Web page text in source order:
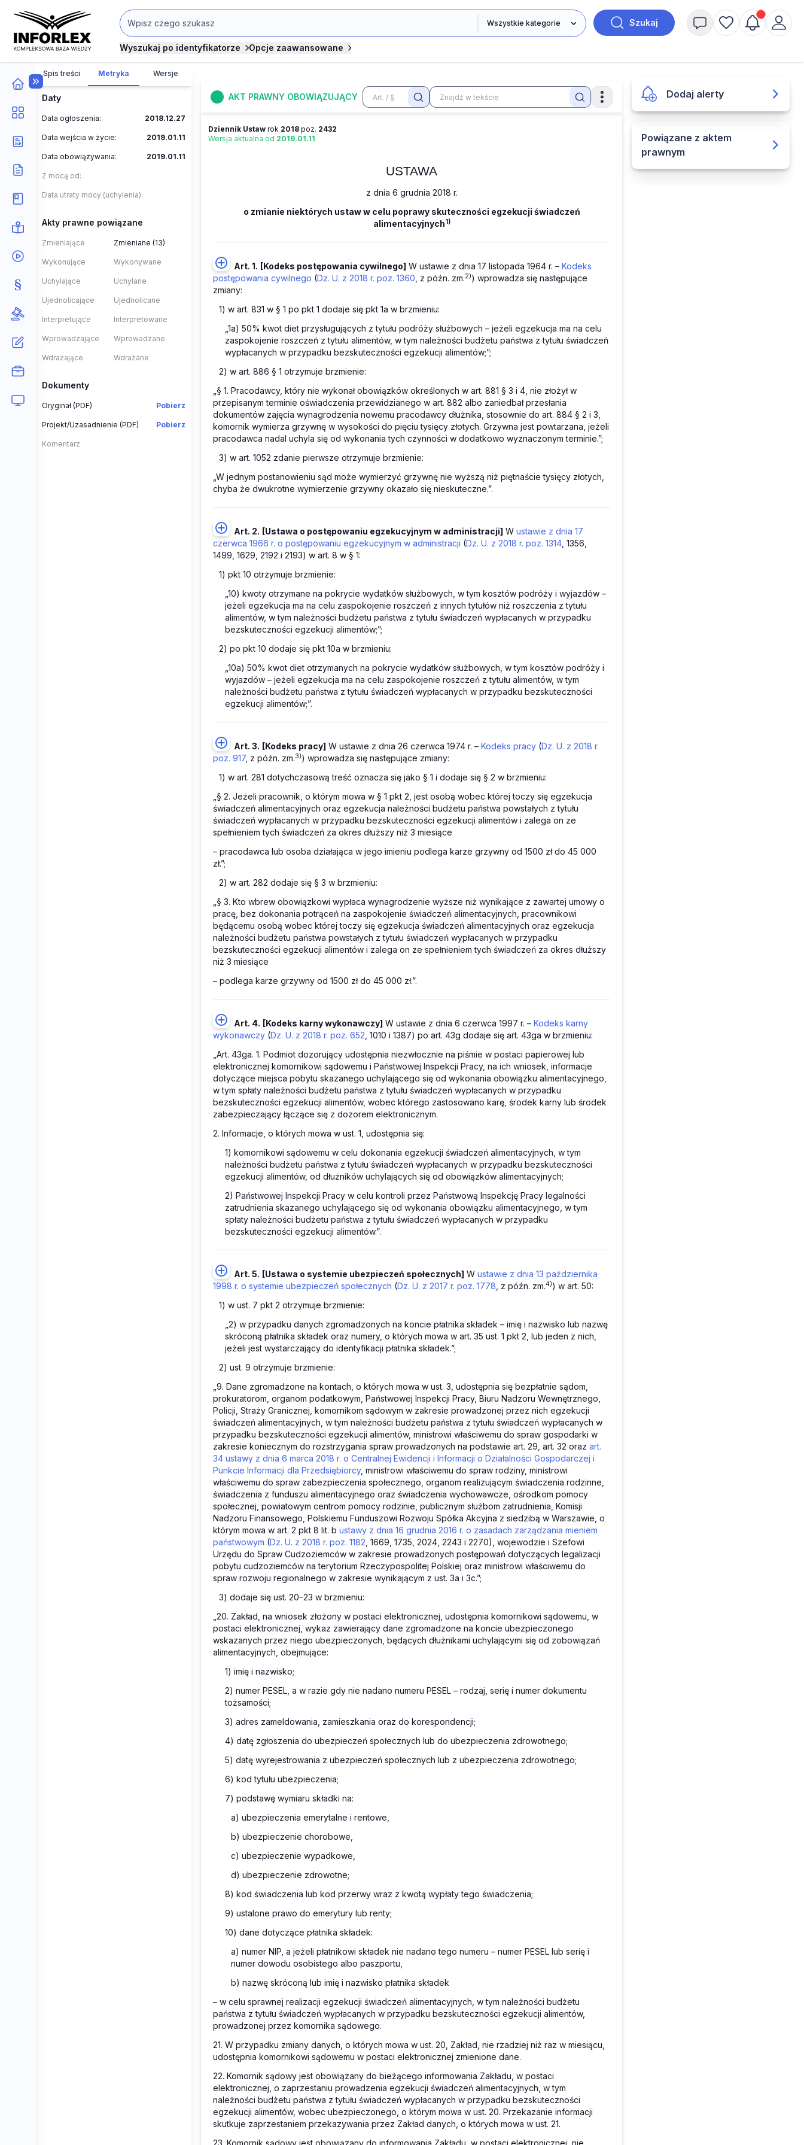
Szukaj
Wyszukaj po identyfikatorze Opcje zaawansowane
Spis treści Metryka Wersje
Daty
Data ogłoszenia: 2018.12.27
Data wejścia w życie: 2019.01.11
Data obowiązywania: 2019.01.11
Z mocą od:
Data utraty mocy (uchylenia):
Akty prawne powiązane
Zmieniające Zmieniane (13)
Wykonujące Wykonywane
Uchylające Uchylane
Ujednolicające Ujednolicane
Interpretujące Interpretowane
Wprowadzające Wprowadzane
Wdrażające Wdrażane
Dokumenty
Oryginał (PDF) Pobierz
Projekt/Uzasadnienie (PDF) Pobierz
Komentarz
AKT PRAWNY OBOWIĄZUJĄCY
Dziennik Ustaw rok 2018 poz. 2432
Wersja aktualna od 2019.01.11
USTAWA
z dnia 6 grudnia 2018 r.
o zmianie niektórych ustaw w celu poprawy skuteczności egzekucji świadczeń
alimentacyjnych1)
Art. 1. [Kodeks postępowania cywilnego] W ustawie z dnia 17 listopada 1964 r. – Kodeks
postępowania cywilnego (Dz. U. z 2018 r. poz. 1360 , z późn. zm.2)) wprowadza się następujące
zmiany:
1) w art. 831 w § 1 po pkt 1 dodaje się pkt 1a w brzmieniu:
„1a) 50% kwot diet przysługujących z tytułu podróży służbowych – jeżeli egzekucja ma na celu
zaspokojenie roszczeń z tytułu alimentów, w tym należności budżetu państwa z tytułu świadczeń
wypłacanych w przypadku bezskuteczności egzekucji alimentów;”;
2) w art. 886 § 1 otrzymuje brzmienie:
„§ 1. Pracodawcy, który nie wykonał obowiązków określonych w art. 881 § 3 i 4, nie złożył w
przepisanym terminie oświadczenia przewidzianego w art. 882 albo zaniedbał przesłania
dokumentów zajęcia wynagrodzenia nowemu pracodawcy dłużnika, stosownie do art. 884 § 2 i 3,
komornik wymierza grzywnę w wysokości do pięciu tysięcy złotych. Grzywna jest powtarzana, jeżeli
pracodawca nadal uchyla się od wykonania tych czynności w dodatkowo wyznaczonym terminie.”;
3) w art. 1052 zdanie pierwsze otrzymuje brzmienie:
„W jednym postanowieniu sąd może wymierzyć grzywnę nie wyższą niż piętnaście tysięcy złotych,
chyba że dwukrotne wymierzenie grzywny okazało się nieskuteczne.”.
Art. 2. [Ustawa o postępowaniu egzekucyjnym w administracji] W ustawie z dnia 17
czerwca 1966 r. o postępowaniu egzekucyjnym w administracji (Dz. U. z 2018 r. poz. 1314 , 1356,
1499, 1629, 2192 i 2193) w art. 8 w § 1:
1) pkt 10 otrzymuje brzmienie:
„10) kwoty otrzymane na pokrycie wydatków służbowych, w tym kosztów podróży i wyjazdów –
jeżeli egzekucja ma na celu zaspokojenie roszczeń z innych tytułów niż roszczenia z tytułu
alimentów, w tym należności budżetu państwa z tytułu świadczeń wypłacanych w przypadku
bezskuteczności egzekucji alimentów;”;
2) po pkt 10 dodaje się pkt 10a w brzmieniu:
„10a) 50% kwot diet otrzymanych na pokrycie wydatków służbowych, w tym kosztów podróży i
wyjazdów – jeżeli egzekucja ma na celu zaspokojenie roszczeń z tytułu alimentów, w tym
należności budżetu państwa z tytułu świadczeń wypłacanych w przypadku bezskuteczności
egzekucji alimentów;”.
Art. 3. [Kodeks pracy] W ustawie z dnia 26 czerwca 1974 r. – Kodeks pracy (Dz. U. z 2018 r.
poz. 917, z późn. zm.3)) wprowadza się następujące zmiany:
1) w art. 281 dotychczasową treść oznacza się jako § 1 i dodaje się § 2 w brzmieniu:
„§ 2. Jeżeli pracownik, o którym mowa w § 1 pkt 2, jest osobą wobec której toczy się egzekucja
świadczeń alimentacyjnych oraz egzekucja należności budżetu państwa powstałych z tytułu
świadczeń wypłacanych w przypadku bezskuteczności egzekucji alimentów i zalega on ze
spełnieniem tych świadczeń za okres dłuższy niż 3 miesiące
– pracodawca lub osoba działająca w jego imieniu podlega karze grzywny od 1500 zł do 45 000
zł.”;
2) w art. 282 dodaje się § 3 w brzmieniu:
„§ 3. Kto wbrew obowiązkowi wypłaca wynagrodzenie wyższe niż wynikające z zawartej umowy o
pracę, bez dokonania potrąceń na zaspokojenie świadczeń alimentacyjnych, pracownikowi
będącemu osobą wobec której toczy się egzekucja świadczeń alimentacyjnych oraz egzekucja
należności budżetu państwa powstałych z tytułu świadczeń wypłacanych w przypadku
bezskuteczności egzekucji alimentów i zalega on ze spełnieniem tych świadczeń za okres dłuższy
niż 3 miesiące
– podlega karze grzywny od 1500 zł do 45 000 zł.”.
Art. 4. [Kodeks karny wykonawczy] W ustawie z dnia 6 czerwca 1997 r. – Kodeks karny
wykonawczy (Dz. U. z 2018 r. poz. 652 , 1010 i 1387) po art. 43g dodaje się art. 43ga w brzmieniu:
„Art. 43ga. 1. Podmiot dozorujący udostępnia niezwłocznie na piśmie w postaci papierowej lub
elektronicznej komornikowi sądowemu i Państwowej Inspekcji Pracy, na ich wniosek, informacje
dotyczące miejsca pobytu skazanego uchylającego się od wykonania obowiązku alimentacyjnego,
w tym spłaty należności budżetu państwa z tytułu świadczeń wypłacanych w przypadku
bezskuteczności egzekucji alimentów, wobec którego zastosowano karę, środek karny lub środek
zabezpieczający łączące się z dozorem elektronicznym.
2. Informacje, o których mowa w ust. 1, udostępnia się:
1) komornikowi sądowemu w celu dokonania egzekucji świadczeń alimentacyjnych, w tym
należności budżetu państwa z tytułu świadczeń wypłacanych w przypadku bezskuteczności
egzekucji alimentów, od dłużników uchylających się od obowiązków alimentacyjnych;
2) Państwowej Inspekcji Pracy w celu kontroli przez Państwową Inspekcję Pracy legalności
zatrudnienia skazanego uchylającego się od wykonania obowiązku alimentacyjnego, w tym
spłaty należności budżetu państwa z tytułu świadczeń wypłacanych w przypadku
bezskuteczności egzekucji alimentów.”.
Art. 5. [Ustawa o systemie ubezpieczeń społecznych] W ustawie z dnia 13 października
1998 r. o systemie ubezpieczeń społecznych (Dz. U. z 2017 r. poz. 1778 , z późn. zm.4)) w art. 50:
1) w ust. 7 pkt 2 otrzymuje brzmienie:
„2) w przypadku danych zgromadzonych na koncie płatnika składek – imię i nazwisko lub nazwę
skróconą płatnika składek oraz numery, o których mowa w art. 35 ust. 1 pkt 2, lub jeden z nich,
jeżeli jest wystarczający do identyfikacji płatnika składek.”;
2) ust. 9 otrzymuje brzmienie:
„9. Dane zgromadzone na kontach, o których mowa w ust. 3, udostępnia się bezpłatnie sądom,
prokuratorom, organom podatkowym, Państwowej Inspekcji Pracy, Biuru Nadzoru Wewnętrznego,
Policji, Straży Granicznej, komornikom sądowym w zakresie prowadzonej przez nich egzekucji
świadczeń alimentacyjnych, w tym należności budżetu państwa z tytułu świadczeń wypłacanych w
przypadku bezskuteczności egzekucji alimentów, ministrowi właściwemu do spraw gospodarki w
zakresie koniecznym do rozstrzygania spraw prowadzonych na podstawie art. 29, art. 32 oraz art.
34 ustawy z dnia 6 marca 2018 r. o Centralnej Ewidencji i Informacji o Działalności Gospodarczej i
Punkcie Informacji dla Przedsiębiorcy, ministrowi właściwemu do spraw rodziny, ministrowi
właściwemu do spraw zabezpieczenia społecznego, organom realizującym świadczenia rodzinne,
świadczenia z funduszu alimentacyjnego oraz świadczenia wychowawcze, ośrodkom pomocy
społecznej, powiatowym centrom pomocy rodzinie, publicznym służbom zatrudnienia, Komisji
Nadzoru Finansowego, Polskiemu Funduszowi Rozwoju Spółka Akcyjna z siedzibą w Warszawie, o
którym mowa w art. 2 pkt 8 lit. b ustawy z dnia 16 grudnia 2016 r. o zasadach zarządzania mieniem
państwowym (Dz. U. z 2018 r. poz. 1182 , 1669, 1735, 2024, 2243 i 2270), wojewodzie i Szefowi
Urzędu do Spraw Cudzoziemców w zakresie prowadzonych postępowań dotyczących legalizacji
pobytu cudzoziemców na terytorium Rzeczypospolitej Polskiej oraz ministrowi właściwemu do
spraw rozwoju regionalnego w zakresie wynikającym z ust. 3a i 3c.”;
3) dodaje się ust. 20–23 w brzmieniu:
„20. Zakład, na wniosek złożony w postaci elektronicznej, udostępnia komornikowi sądowemu, w
postaci elektronicznej, wykaz zawierający dane zgromadzone na koncie ubezpieczonego
wskazanych przez niego ubezpieczonych, będących dłużnikami uchylającymi się od zobowiązań
alimentacyjnych, obejmujące:
1) imię i nazwisko;
2) numer PESEL, a w razie gdy nie nadano numeru PESEL – rodzaj, serię i numer dokumentu
tożsamości;
3) adres zameldowania, zamieszkania oraz do korespondencji;
4) datę zgłoszenia do ubezpieczeń społecznych lub do ubezpieczenia zdrowotnego;
5) datę wyrejestrowania z ubezpieczeń społecznych lub z ubezpieczenia zdrowotnego;
6) kod tytułu ubezpieczenia;
7) podstawę wymiaru składki na:
a) ubezpieczenia emerytalne i rentowe,
b) ubezpieczenie chorobowe,
c) ubezpieczenie wypadkowe,
d) ubezpieczenie zdrowotne;
8) kod świadczenia lub kod przerwy wraz z kwotą wypłaty tego świadczenia;
9) ustalone prawo do emerytury lub renty;
10) dane dotyczące płatnika składek:
a) numer NIP, a jeżeli płatnikowi składek nie nadano tego numeru – numer PESEL lub serię i
numer dowodu osobistego albo paszportu,
b) nazwę skróconą lub imię i nazwisko płatnika składek
– w celu sprawnej realizacji egzekucji świadczeń alimentacyjnych, w tym należności budżetu
państwa z tytułu świadczeń wypłacanych w przypadku bezskuteczności egzekucji alimentów,
prowadzonej przez komornika sądowego.
21. W przypadku zmiany danych, o których mowa w ust. 20, Zakład, nie rzadziej niż raz w miesiącu,
udostępnia komornikowi sądowemu w postaci elektronicznej zmienione dane.
22. Komornik sądowy jest obowiązany do bieżącego informowania Zakładu, w postaci
elektronicznej, o zaprzestaniu prowadzenia egzekucji świadczeń alimentacyjnych, w tym
należności budżetu państwa z tytułu świadczeń wypłacanych w przypadku bezskuteczności
egzekucji alimentów, wobec ubezpieczonego, o którym mowa w ust. 20. Przekazanie informacji
skutkuje zaprzestaniem przekazywania przez Zakład danych, o których mowa w ust. 21.
23. Komornik sądowy jest obowiązany do informowania Zakładu, w postaci elektronicznej, nie
Dodaj alerty
Powiązane z aktem
prawnym